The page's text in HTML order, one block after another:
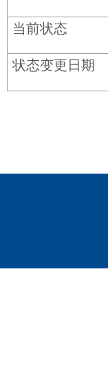
当前状态
状态变更日期